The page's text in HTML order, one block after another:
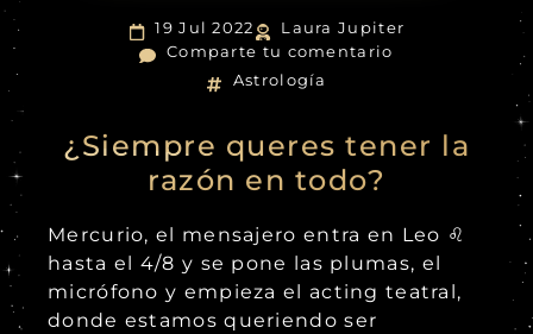
19 Jul 2022
Laura Jupiter
Comparte tu comentario
Astrología
¿Siempre queres tener la
razón en todo?
Mercurio, el mensajero entra en Leo ♌
hasta el 4/8 y se pone las plumas, el
micrófono y empieza el acting teatral,
donde estamos queriendo ser